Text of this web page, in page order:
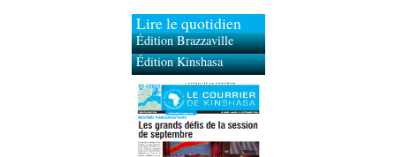
Lire le quotidien
Édition Brazzaville
Édition Kinshasa